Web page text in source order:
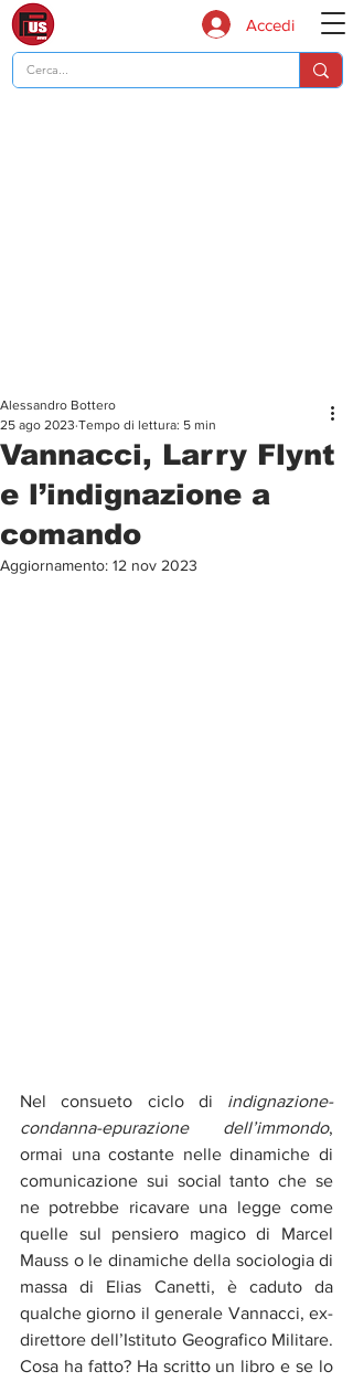
Accedi
Vannacci, Larry Flynt
e l’indignazione a
comando
Alessandro Bottero
25 ago 2023 Tempo di lettura: 5 min
Aggiornamento: 12 nov 2023
Nel consueto ciclo di indignazione-
condanna-epurazione dell’immondo,
ormai una costante nelle dinamiche di
comunicazione sui social tanto che se
ne potrebbe ricavare una legge come
quelle sul pensiero magico di Marcel
Mauss o le dinamiche della sociologia di
massa di Elias Canetti, è caduto da
qualche giorno il generale Vannacci, ex-
direttore dell’Istituto Geografico Militare.
Cosa ha fatto? Ha scritto un libro e se lo